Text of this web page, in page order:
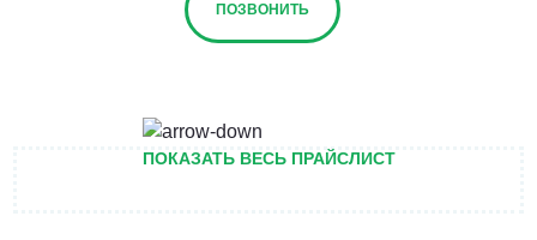
ПОЗВОНИТЬ
ПОКАЗАТЬ ВЕСЬ ПРАЙСЛИСТ